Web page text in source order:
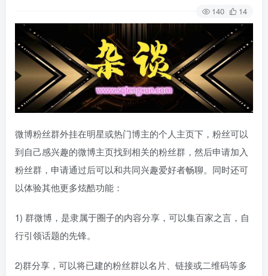
140 14
微博粉丝群外挂在明星或热门博主的个人主页下，粉丝可以
到自己感兴趣的微博主页找到相关的粉丝群，然后申请加入
粉丝群，申请通过后可以和共同兴趣爱好者畅聊。同时还可
以体验其他更多炫酷功能：
1) 群微博，是隶属于圈子的内容分享，可以集百家之言，自
行引领话题的先锋。
2)群分享，可以将已建的粉丝群以名片、链接或二维码等多